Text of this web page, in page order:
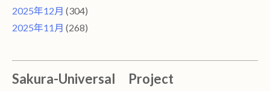
2025年12月 (304)
2025年11月 (268)
Sakura-Universal Project